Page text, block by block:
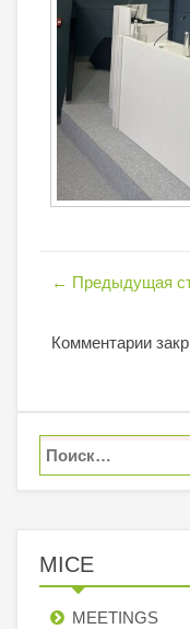
← Предыдущая
Комментарии
MICE
MEETINGS